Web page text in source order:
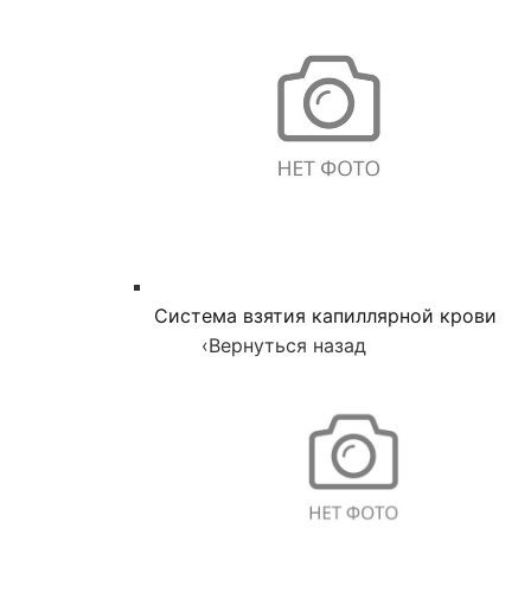
Система взятия капиллярной крови
‹Вернуться назад